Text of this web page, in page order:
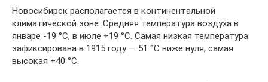
Новосибирск располагается в континентальной
климатической зоне. Средняя температура воздуха в
январе -19 °C, в июле +19 °C. Самая низкая температура
зафиксирована в 1915 году — 51 °C ниже нуля, самая
высокая +40 °C.